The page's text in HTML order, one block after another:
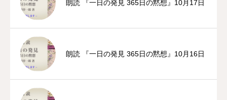
朗読 『一日の発見 365日の黙想』10月17日
朗読 『一日の発見 365日の黙想』10月16日